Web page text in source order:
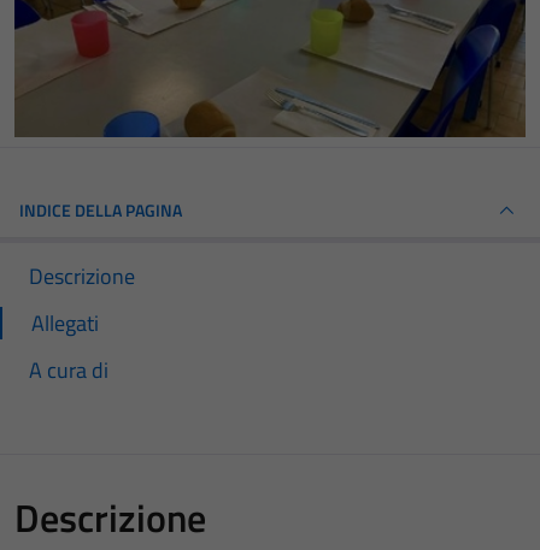
INDICE DELLA PAGINA
Descrizione
Allegati
A cura di
Descrizione